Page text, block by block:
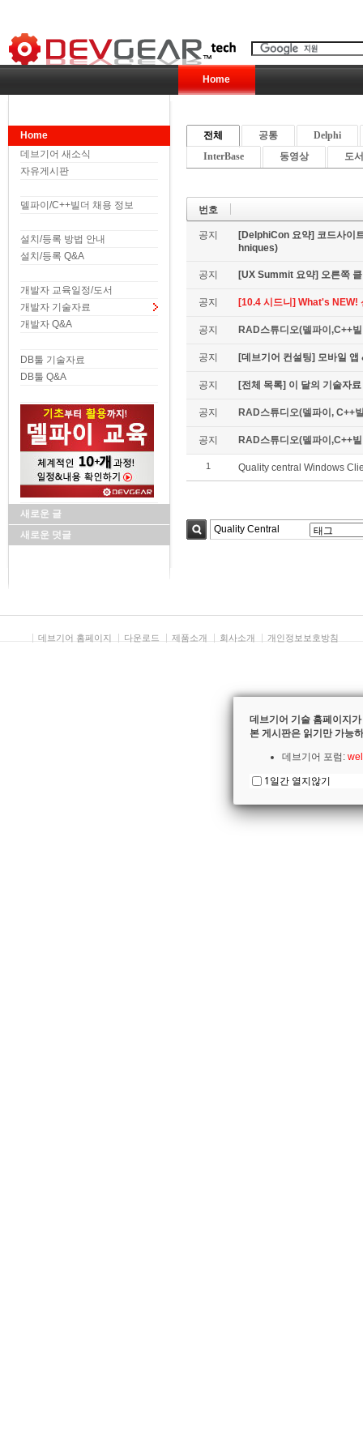
Home
Home
데브기어 새소식
자유게시판
델파이/C++빌더 채용 정보
설치/등록 방법 안내
설치/등록 Q&A
개발자 교육일정/도서
개발자 기술자료
개발자 Q&A
DB툴 기술자료
DB툴 Q&A
새로운 글
새로운 덧글
전체 공통
Delphi
InterBase
동영상 도
번호
공지
[DelphiCon 요약] 코드사이
hniques)
공지 [UX Summit 요약] 오른쪽
공지 [10.4 시드니] What's NEW!
공지 RAD스튜디오(델파이,C++
공지 [데브기어 컨설팅] 모바일
공지 [전체 목록] 이 달의 기술자
공지 RAD스튜디오(델파이, C++
공지 RAD스튜디오(델파이,C++
1 Quality central Windows
데브기어 홈페이지 다운로드 제품소개 회사소개 개인정보보호방침
데브기어 기술 홈페이지
본 게시판은 읽기만 가능
데브기어 포럼:
1일간 열지않기